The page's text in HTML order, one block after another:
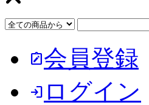
note_alt会員登録
login ログイン